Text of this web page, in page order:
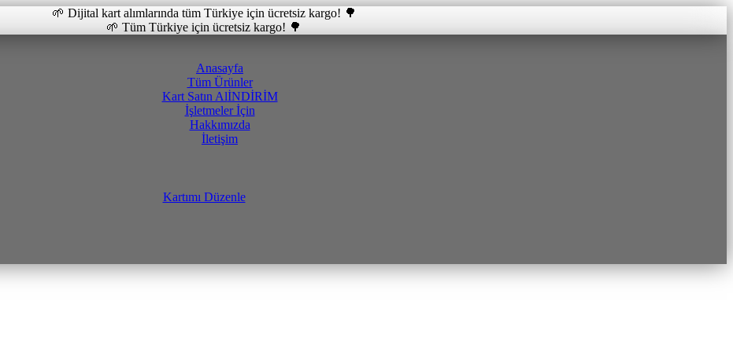
🌱 Dijital kart alımlarında tüm Türkiye için ücretsiz kargo! 🌳
🌱 Tüm Türkiye için ücretsiz kargo! 🌳
Anasayfa
Tüm Ürünler
Kart Satın AlİNDİRİM
İşletmeler İçin
Hakkımızda
İletişim
Kartımı Düzenle